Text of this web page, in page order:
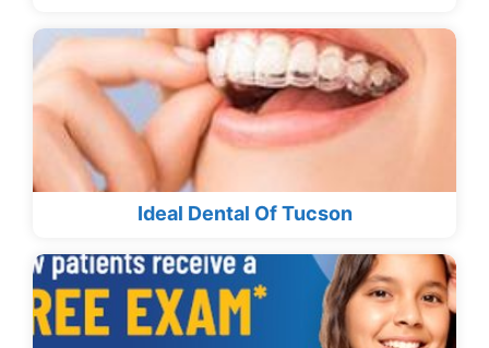
Ideal Dental Of Tucson